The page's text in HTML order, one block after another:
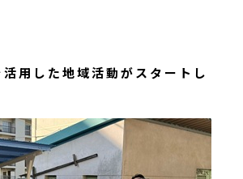
用した地域活動がスタートし